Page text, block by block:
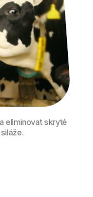
eliminovat skryté